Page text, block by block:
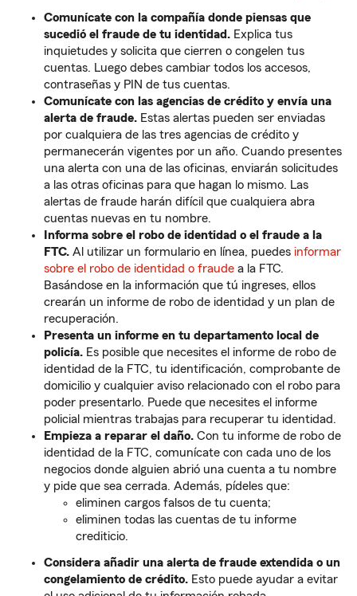
Comunícate con la compañía donde piensas que
sucedió el fraude de tu identidad. Explica tus
inquietudes y solicita que cierren o congelen tus
cuentas. Luego debes cambiar todos los accesos,
contraseñas y PIN de tus cuentas.
Comunícate con las agencias de crédito y envía una
alerta de fraude. Estas alertas pueden ser enviadas
por cualquiera de las tres agencias de crédito y
permanecerán vigentes por un año. Cuando presentes
una alerta con una de las oficinas, enviarán solicitudes
a las otras oficinas para que hagan lo mismo. Las
alertas de fraude harán difícil que cualquiera abra
cuentas nuevas en tu nombre.
Informa sobre el robo de identidad o el fraude a la
FTC. Al utilizar un formulario en línea, puedes informar
sobre el robo de identidad o fraude a la FTC.
Basándose en la información que tú ingreses, ellos
crearán un informe de robo de identidad y un plan de
recuperación.
Presenta un informe en tu departamento local de
policía. Es posible que necesites el informe de robo de
identidad de la FTC, tu identificación, comprobante de
domicilio y cualquier aviso relacionado con el robo para
poder presentarlo. Puede que necesites el informe
policial mientras trabajas para recuperar tu identidad.
Empieza a reparar el daño. Con tu informe de robo de
identidad de la FTC, comunícate con cada uno de los
negocios donde alguien abrió una cuenta a tu nombre
y pide que sea cerrada. Además, pídeles que:
eliminen cargos falsos de tu cuenta;
eliminen todas las cuentas de tu informe
crediticio.
Considera añadir una alerta de fraude extendida o un
congelamiento de crédito. Esto puede ayudar a evitar